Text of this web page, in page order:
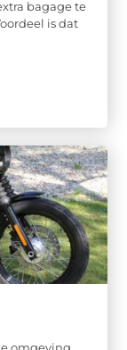
bagage te
is dat